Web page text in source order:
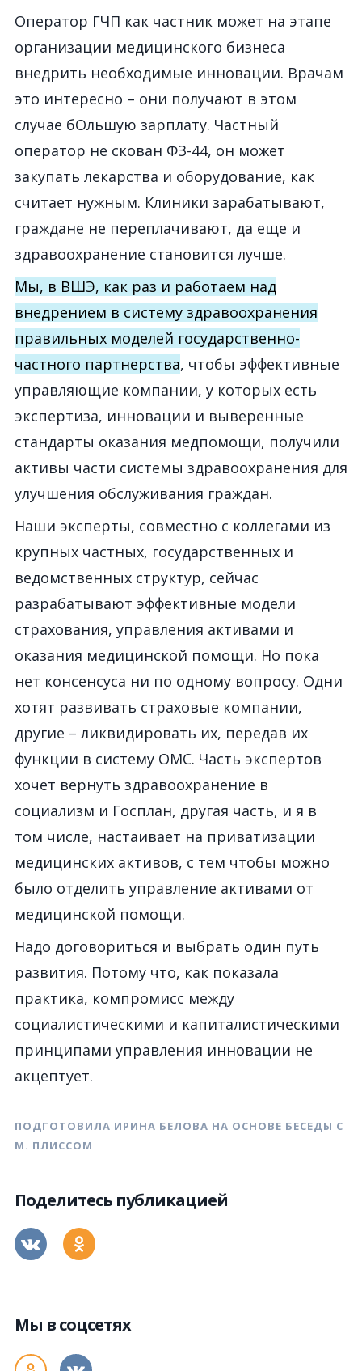
Оператор ГЧП как частник может на этапе
организации медицинского бизнеса
внедрить необходимые инновации. Врачам
это интересно – они получают в этом
случае бОльшую зарплату. Частный
оператор не скован ФЗ-44, он может
закупать лекарства и оборудование, как
считает нужным. Клиники зарабатывают,
граждане не переплачивают, да еще и
здравоохранение становится лучше.
Мы, в ВШЭ, как раз и работаем над
внедрением в систему здравоохранения
правильных моделей государственно-
частного партнерства, чтобы эффективные
управляющие компании, у которых есть
экспертиза, инновации и выверенные
стандарты оказания медпомощи, получили
активы части системы здравоохранения для
улучшения обслуживания граждан.
Наши эксперты, совместно с коллегами из
крупных частных, государственных и
ведомственных структур, сейчас
разрабатывают эффективные модели
страхования, управления активами и
оказания медицинской помощи. Но пока
нет консенсуса ни по одному вопросу. Одни
хотят развивать страховые компании,
другие – ликвидировать их, передав их
функции в систему ОМС. Часть экспертов
хочет вернуть здравоохранение в
социализм и Госплан, другая часть, и я в
том числе, настаивает на приватизации
медицинских активов, с тем чтобы можно
было отделить управление активами от
медицинской помощи.
Надо договориться и выбрать один путь
развития. Потому что, как показала
практика, компромисс между
социалистическими и капиталистическими
принципами управления инновации не
акцептует.
ПОДГОТОВИЛА ИРИНА БЕЛОВА НА ОСНОВЕ БЕСЕДЫ С
М. ПЛИССОМ
Поделитесь публикацией
Мы в соцсетях